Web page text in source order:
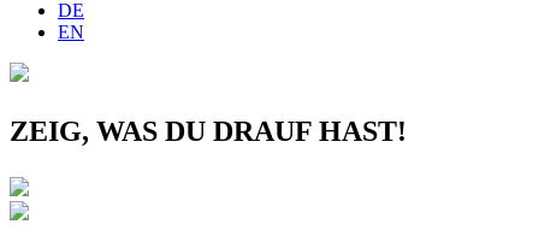
DE
EN
ZEIG, WAS DU DRAUF HAST!